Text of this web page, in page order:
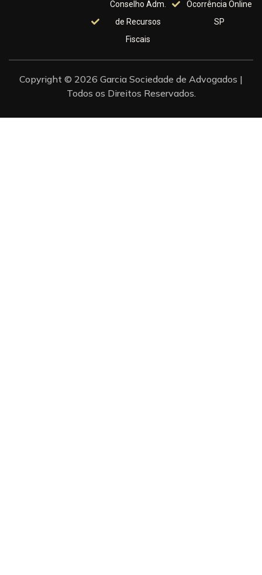
Conselho Adm.
de Recursos
Fiscais
Ocorrência Online
SP
Copyright © 2026 Garcia Sociedade de Advogados |
Todos os Direitos Reservados.